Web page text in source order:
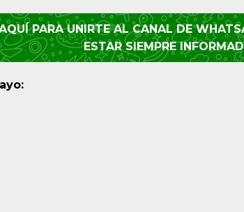
PARA UNIRTE AL CANAL DE
ESTAR SIEMPRE